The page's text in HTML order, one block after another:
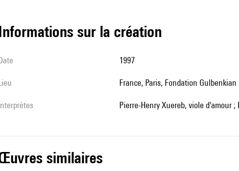
informations sur la création
date 1997
lieu France, Paris, Fondation Gulbenkian
interprètes Pierre-Henry Xuereb, viole d'amour
œuvres similaires